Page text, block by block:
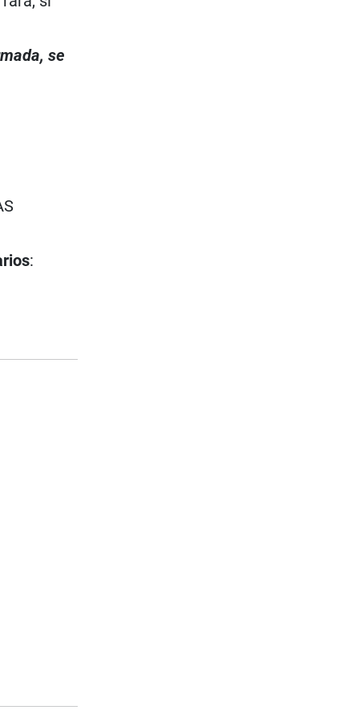
se
: